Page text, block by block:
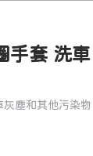
套 洗車
塵和其他污染物